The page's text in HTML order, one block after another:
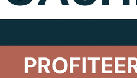
van de gegevensverwerking
Verwerkers hebben